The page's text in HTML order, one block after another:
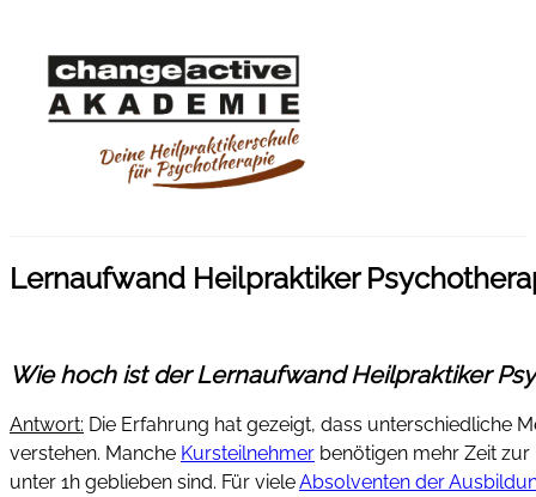
Lernaufwand Heilpraktiker
Wie hoch ist der Lernaufwand Heilpraktiker
Antwort: Die Erfahrung hat gezeigt, dass unterschiedliche
verstehen. Manche Kursteilnehmer benötigen mehr Zeit
unter 1h geblieben sind. Für vieleAbsolventen der